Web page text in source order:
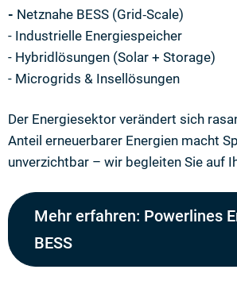
- Netznahe BESS (Grid‑Scale)
- Industrielle Energiespeicher
- Hybridlösungen (Solar + Storage)
- Microgrids & Insellösungen
Der Energiesektor verändert sich
Anteil erneuerbarer Energien macht
unverzichtbar – wir begleiten Sie auf
Mehr erfahren: Powerlines
BESS